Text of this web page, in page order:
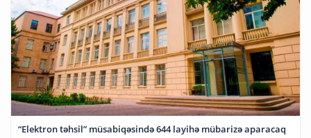
“Elektron təhsil” müsabiqəsində 644 layihə mübarizə aparacaq